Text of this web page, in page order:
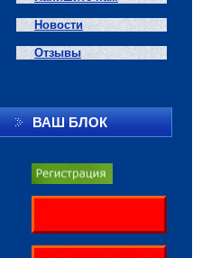
Новости
Отзывы
ВАШ БЛОК